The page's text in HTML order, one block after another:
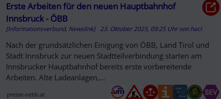
Erste Arbeiten für den neuen Hauptbahnhof
Innsbruck - ÖBB
[Informationsverbund, Newslink] 23. Oktober 2025, 09:25 Uhr vonhacl
Nach der grundsätzlichen Einigung von ÖBB, Land Tirol und
Stadt Innsbruck zur neuen Stadtteilverbindung starten am
Innsbrucker Hauptbahnhof bereits erste vorbereitende
Arbeiten. Alte Ladeanlagen,...
presse-oebb.at